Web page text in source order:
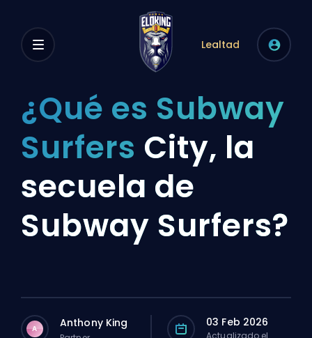
Lealtad
¿Qué es Subway
Surfers City, la
secuela de
Subway Surfers?
A Anthony King 03 Feb 2026
Actualizado el